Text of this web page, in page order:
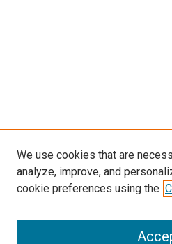
We use cookies that are
analyze, improve, and
cookie preferences using the